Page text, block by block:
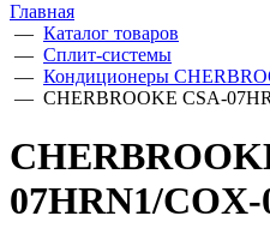
Главная
— Каталог товаров
— Сплит-системы
— Кондиционеры
— CHERBROOKE CSA-
07HRN1/COX-